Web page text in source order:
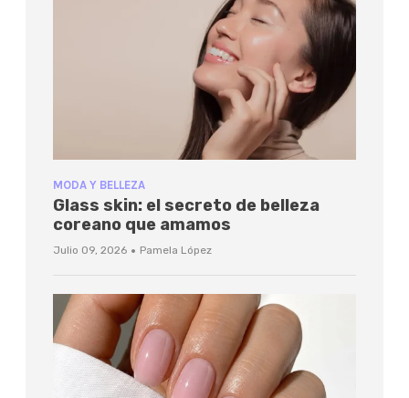
MODA Y BELLEZA
Glass skin: el secreto de belleza
coreano que amamos
Julio 09, 2026 · Pamela López